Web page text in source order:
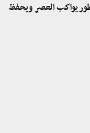
يواكب العصر ويحفظ